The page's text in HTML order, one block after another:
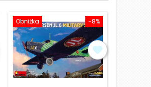
-8%
Obniżka